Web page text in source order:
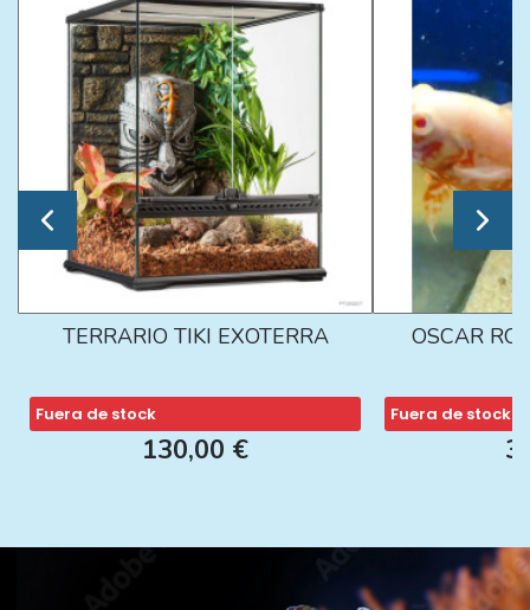
TERRARIO TIKI EXOTERRA
Fuera de stock
130,00 €
OSCAR
Fuera de stock